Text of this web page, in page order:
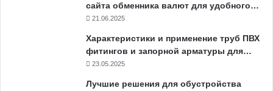
сайта обменника валют для удобного…
21.06.2025
Характеристики и применение труб ПВХ
фитингов и запорной арматуры для…
23.05.2025
Лучшие решения для обустройства